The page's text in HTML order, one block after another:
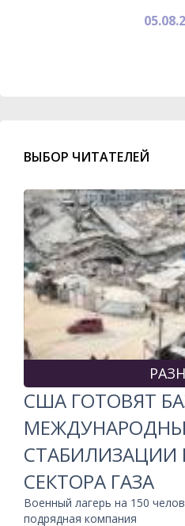
ВЫБОР ЧИТАТЕЛЕЙ
США ГОТОВЯТ
СТАБИЛИЗАЦИИ
СЕКТОРА ГАЗА
Военный лагерь на 150
подрядная компания